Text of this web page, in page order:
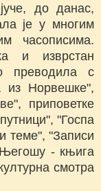
до данас,
је у многим
часописима.
и изврстан
преводила с
из Норвешке",
приповетке
"Госпа
теме", "Записи
- књига
смотра